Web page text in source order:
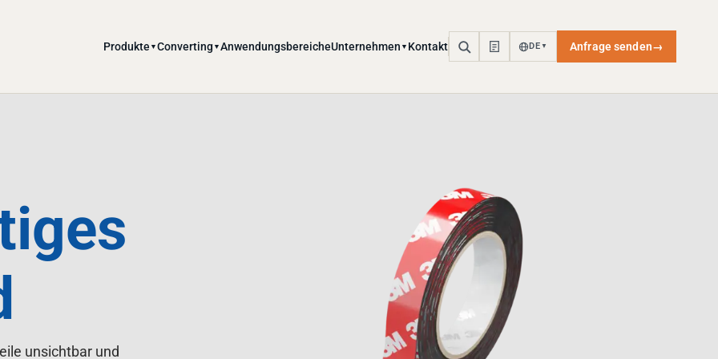
Produkte ▼Converting ▼ AnwendungsbereicheUnternehmen ▼ Kontakt DE ▼ Anfrage senden→
unsichtbar und